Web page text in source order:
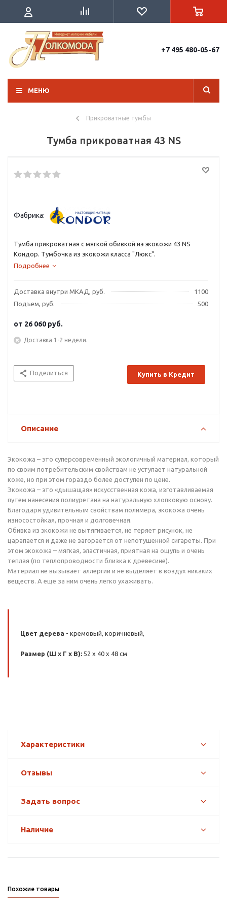
+7 495 480-05-67
МЕНЮ
Прикроватные тумбы
Тумба прикроватная 43 NS
Фабрика:
Тумба прикроватная с мягкой обивкой иэ экокожи 43 NS
Кондор. Тумбочка из экокожи класса "Люкс".
Подробнее
Доставка внутри МКАД, руб.
1100
Подъем, руб.
500
от 26 060 руб.
Доставка 1-2 недели.
Поделиться Купить в Кредит
Описание
Экокожа – это суперсовременный экологичный материал, который
по своим потребительским свойствам не уступает натуральной
коже, но при этом гораздо более доступен по цене.
Экокожа – это «дышащая» искусственная кожа, изготавливаемая
путем нанесения полиуретана на натуральную хлопковую основу.
Благодаря удивительным свойствам полимера, экокожа очень
износостойкая, прочная и долговечная.
Обивка из экокожи не вытягивается, не теряет рисунок, не
царапается и даже не загорается от непотушенной сигареты. При
этом экокожа – мягкая, эластичная, приятная на ощупь и очень
теплая (по теплопроводности близка к древесине).
Материал не вызывает аллергии и не выделяет в воздух никаких
веществ. А еще за ним очень легко ухаживать.
Цвет дерева - кремовый, коричневый,
Размер (Ш x Г x В): 52 x 40 x 48 см
Характеристики
Отзывы
Задать вопрос
Наличие
Похожие товары